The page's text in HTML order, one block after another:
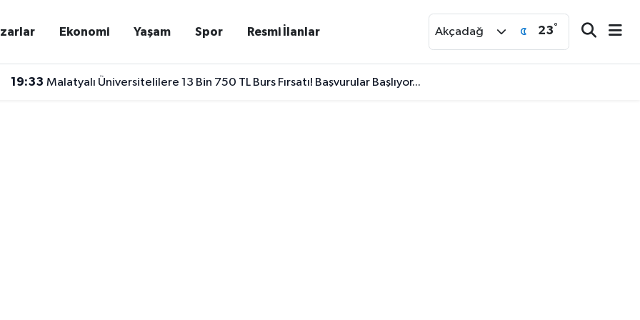
Ekonomi Yaşam Spor Resmi İlanlar Akçadağ 23°
19:33 Malatyalı Üniversitelilere 13 Bin 750 TL Burs Fırsatı! Başvurular Başlıyor...